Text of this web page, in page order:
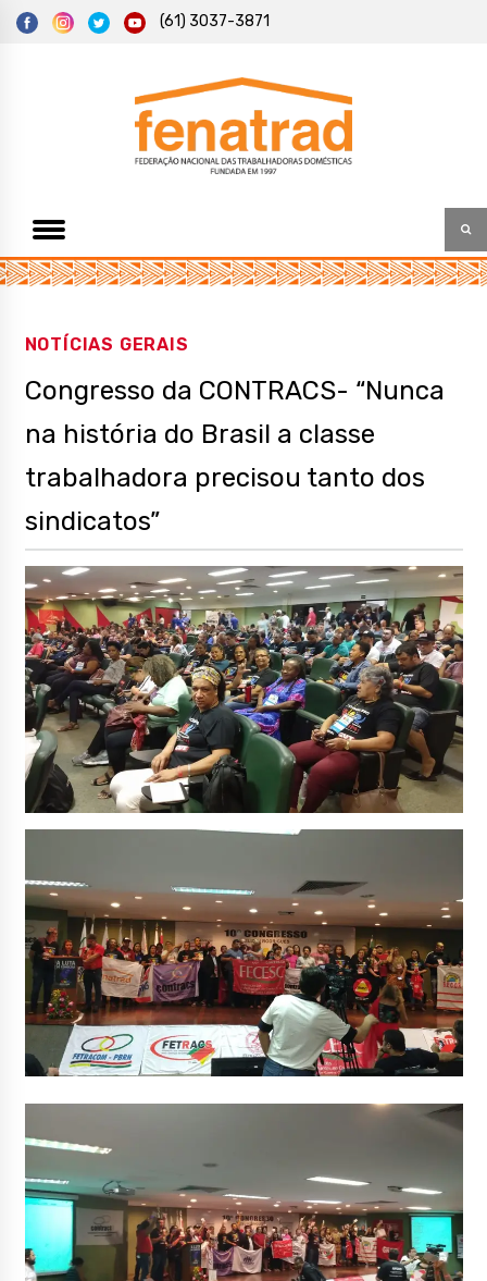
(61) 3037-3871
Fenatrad
Federação Nacional das Trabalhadoras Domésticas
NOTÍCIAS GERAIS
Congresso da CONTRACS- “Nunca
na história do Brasil a classe
trabalhadora precisou tanto dos
sindicatos”